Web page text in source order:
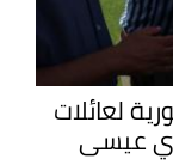
لعائلات
عيسى